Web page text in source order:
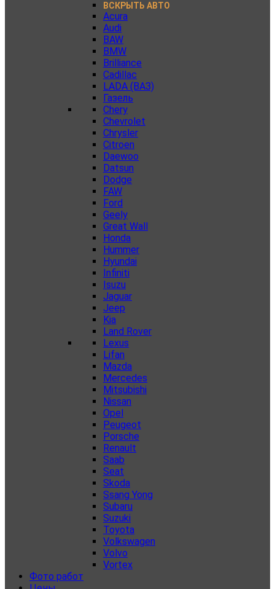
ВСКРЫТЬ АВТО
Acura
Audi
BAW
BMW
Brilliance
Cadillac
LADA (ВАЗ)
Газель
Chery
Chevrolet
Chrysler
Citroen
Daewoo
Datsun
Dodge
FAW
Ford
Geely
Great Wall
Honda
Hummer
Hyundai
Infiniti
Isuzu
Jaguar
Jeep
Kia
Land Rover
Lexus
Lifan
Mazda
Mercedes
Mitsubishi
Nissan
Opel
Peugeot
Porsche
Renault
Saab
Seat
Skoda
Ssang Yong
Subaru
Suzuki
Toyota
Volkswagen
Volvo
Vortex
Фото работ